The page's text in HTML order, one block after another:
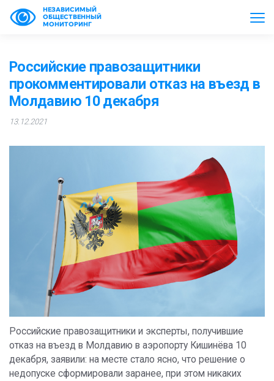
НЕЗАВИСИМЫЙ
ОБЩЕСТВЕННЫЙ
МОНИТОРИНГ
Российские правозащитники
прокомментировали отказ на въезд в
Молдавию 10 декабря
13.12.2021
Российские правозащитники и эксперты, получившие
отказ на въезд в Молдавию в аэропорту Кишинёва 10
декабря, заявили: на месте стало ясно, что решение о
недопуске сформировали заранее, при этом никаких